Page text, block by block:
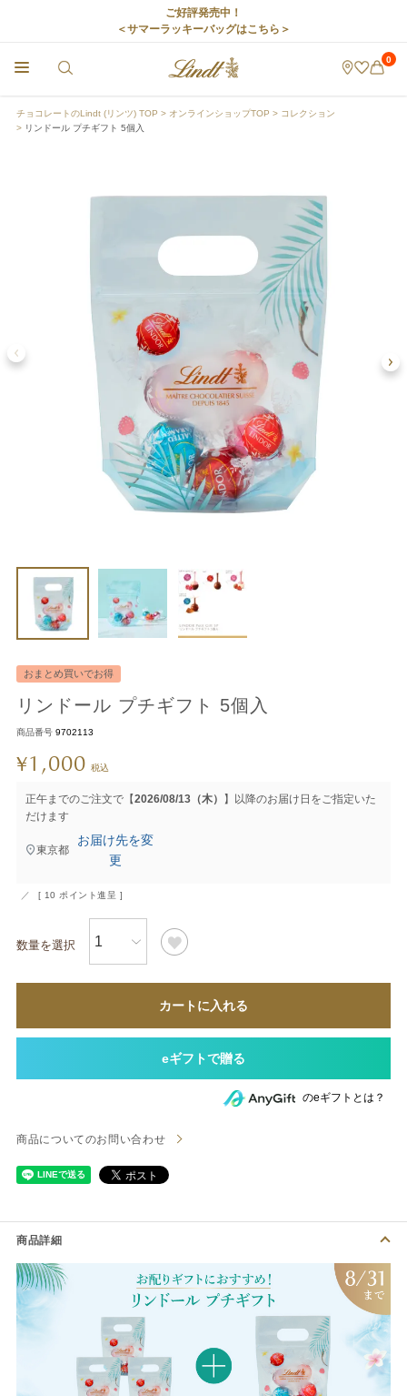
ご好評発売中！
＜サマーラッキーバッグはこちら＞
0
チョコレートのLindt (リンツ) TOP オンラインショップTOP
コレクション
リンドール プチギフト 5個入
おまとめ買いでお得
リンドール プチギフト 5個入
商品番号 9702113
¥1,000 税込
正午までのご注文で【2026/08/13（木）
】以降のお届け日をご指定いた
だけます
東京都
お届け先を変
更
[ 10 ポイント進呈 ]
カートに入れる
のeギフトとは？
商品についてのお問い合わせ
商品詳細